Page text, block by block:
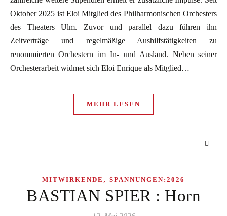
Oktober 2025 ist Eloi Mitglied des Philharmonischen Orchesters
des Theaters Ulm. Zuvor und parallel dazu führen ihn
Zeitverträge und regelmäßige Aushilfstätigkeiten zu
renommierten Orchestern im In- und Ausland. Neben seiner
Orchesterarbeit widmet sich Eloi Enrique als Mitglied…
MEHR LESEN
MITWIRKENDE , SPANNUNGEN:2026
BASTIAN SPIER : Horn